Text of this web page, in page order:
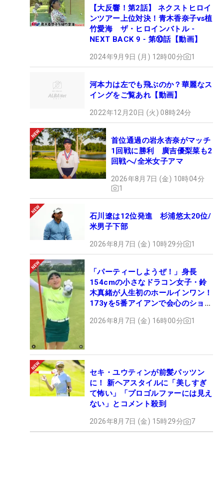
【大反響！第2話】 ネクストヒロイ
ンツアー上位対決！青木香奈子vs植
竹愛海 ザ・ヒロインバトル -
NEXT BACK 9 - 第⑩話【動画】
2024年9月9日 (月) 12時00分 1
河本力は左でも飛ぶのか？華麗なス
イングをご覧あれ【動画】
2022年12月20日 (火) 08時24分
首位通過の岩永杏奈がマッチ
1回戦に勝利 廣吉優梨菜も2
回戦へ/全米女子アマ
2026年8月7日 (金) 10時04分
1
石川遼は12位発進 杉浦悠太20位/
米男子下部
2026年8月7日 (金) 10時29分 1
「パーティーしようぜ！」身長
154cmの小さなドラコン女子・鈴
木真緒が人生初のホールインワン！
173yを5番アイアンで会心のショッ
2026年8月7日 (金) 16時00分 1
セキ・ユウティンが前髪パッツン
に！ 新ヘアスタイルに「美しすぎ
て怖い」「プロゴルファーには見え
ない」とコメント殺到
2026年8月7日 (金) 15時29分 7